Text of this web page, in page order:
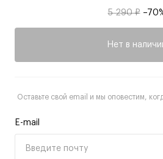
5 290 ₽
Нет в
Оставьте свой email и мы оповестим,
E-mail